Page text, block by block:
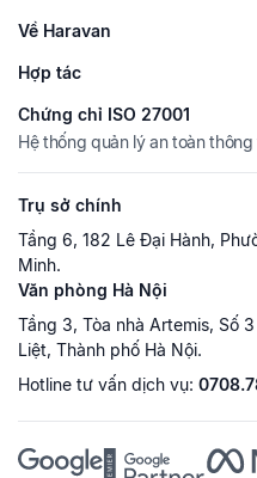
Về Haravan
Hợp tác
Chứng chỉ ISO 27001
Hệ thống quản lý an toàn thông
Trụ sở chính
Tầng 6, 182 Lê Đại Hành,
Minh.
Văn phòng Hà Nội
Tầng 3, Tòa nhà Artemis, Số
Liệt, Thành phố Hà Nội.
Hotline tư vấn dịch vụ: